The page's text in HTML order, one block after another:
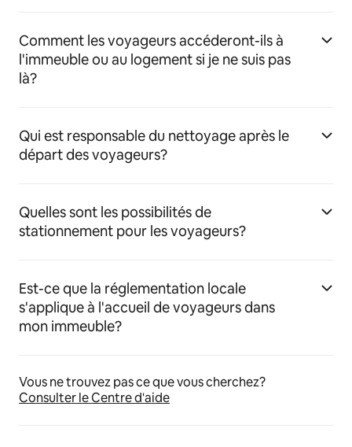
Comment les voyageurs accéderont-ils à
l'immeuble ou au logement si je ne suis pas
là?
Qui est responsable du nettoyage après le
départ des voyageurs?
Quelles sont les possibilités de
stationnement pour les voyageurs?
Est-ce que la réglementation locale
s'applique à l'accueil de voyageurs dans
mon immeuble?
Vous ne trouvez pas ce que vous cherchez?
Consulter le Centre d'aide